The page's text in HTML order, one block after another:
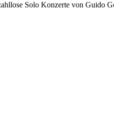
Solo Konzerte von Guido